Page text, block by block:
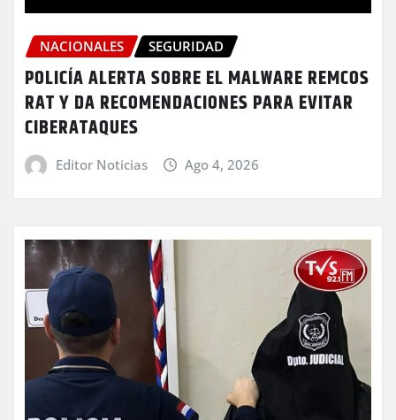
NACIONALES SEGURIDAD
POLICÍA ALERTA SOBRE EL MALWARE REMCOS
RAT Y DA RECOMENDACIONES PARA EVITAR
CIBERATAQUES
Editor Noticias Ago 4, 2026